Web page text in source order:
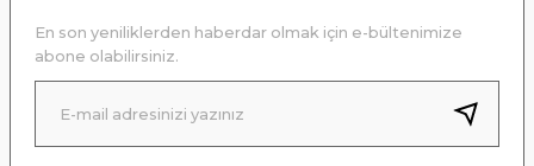
Ürün bilgilerinde hatalar bulunuyor.
Ürün fiyatı diğer sitelerden daha pahalı.
Bu ürüne benzer farklı alternatifler olmalı.
En son yeniliklerden haberdar olmak için e-bültenimize
abone olabilirsiniz.